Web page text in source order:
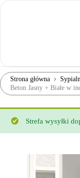
Strona główna
Beton Jasny + Białe w
Strefa wysyłki